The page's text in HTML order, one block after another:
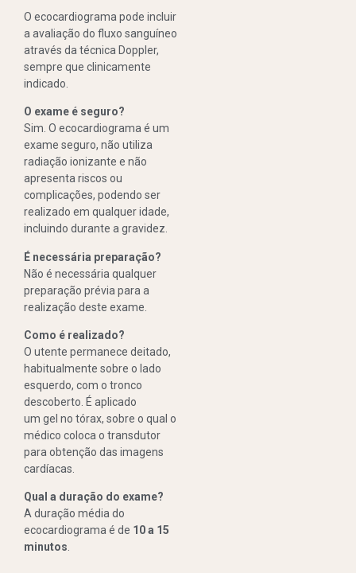
O ecocardiograma pode incluir
a avaliação do fluxo sanguíneo
através da técnica Doppler,
sempre que clinicamente
indicado.
O exame é seguro?
Sim. O ecocardiograma é um
exame seguro, não utiliza
radiação ionizante e não
apresenta riscos ou
complicações, podendo ser
realizado em qualquer idade,
incluindo durante a gravidez.
É necessária preparação?
Não é necessária qualquer
preparação prévia para a
realização deste exame.
Como é realizado?
O utente permanece deitado,
habitualmente sobre o lado
esquerdo, com o tronco
descoberto. É aplicado
um gel no tórax, sobre o qual o
médico coloca o transdutor
para obtenção das imagens
cardíacas.
Qual a duração do exame?
A duração média do
ecocardiograma é de 10 a 15
minutos.